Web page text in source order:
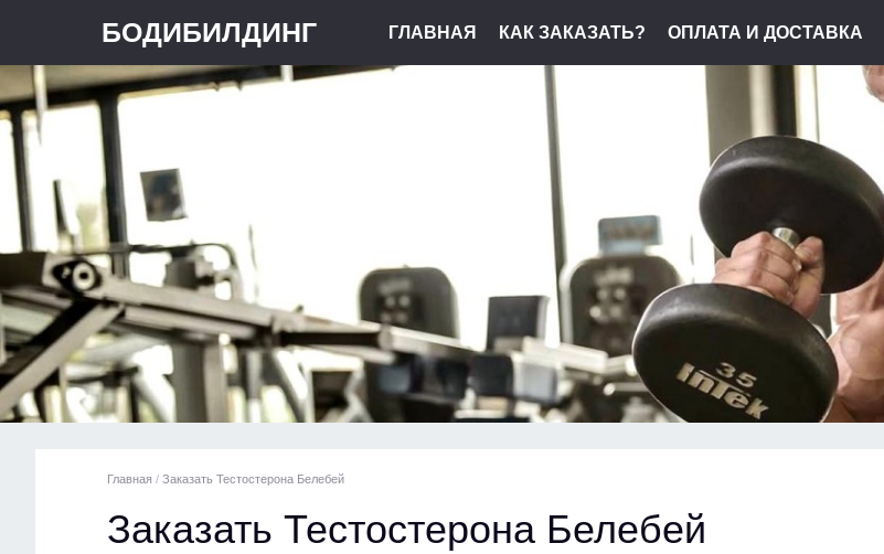
БОДИБИЛДИНГ ГЛАВНАЯ КАК ЗАКАЗАТЬ? ОПЛАТА И ДОСТАВКА
Главная / Заказать Тестостерона Белебей
Заказать Тестостерона Белебей